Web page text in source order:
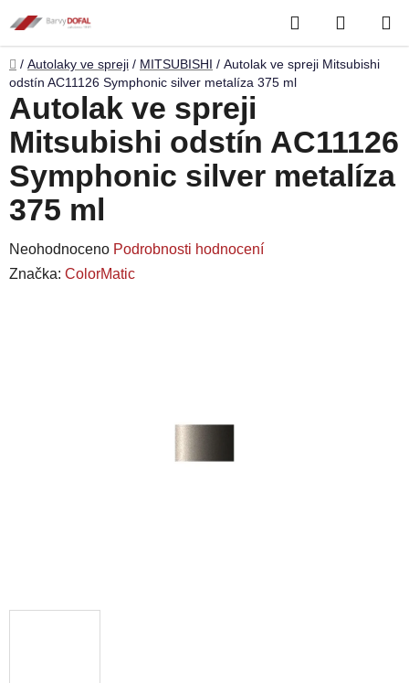
na
obsah
Hledat
KOŠÍK
Domů
/ Autolaky ve spreji / MITSUBISHI / Autolak ve spreji Mitsubishi
odstín AC11126 Symphonic silver metalíza 375 ml
Autolak ve spreji
Mitsubishi odstín AC11126
Symphonic silver metalíza
375 ml
Průměrné
hodnocení
Neohodnoceno Podrobnosti hodnocení
Značka: ColorMatic